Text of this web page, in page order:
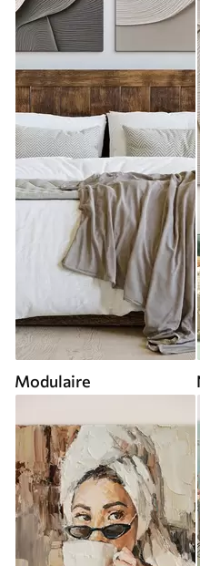
Modulaire